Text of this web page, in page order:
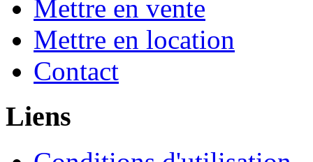
Mettre en vente
Mettre en location
Contact
Liens